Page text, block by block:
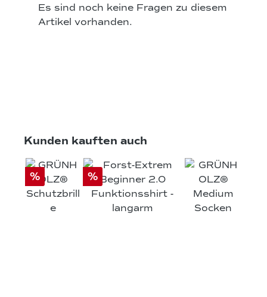
Es sind noch keine Fragen zu diesem
Artikel vorhanden.
Produktgalerie überspringen
Kunden kauften auch
% %